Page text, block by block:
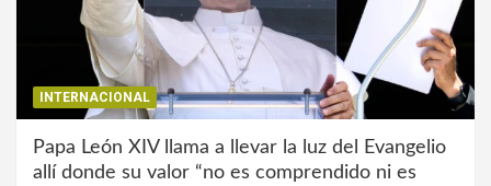
INTERNACIONAL
Papa León XIV llama a llevar la luz del Evangelio
allí donde su valor “no es comprendido ni es